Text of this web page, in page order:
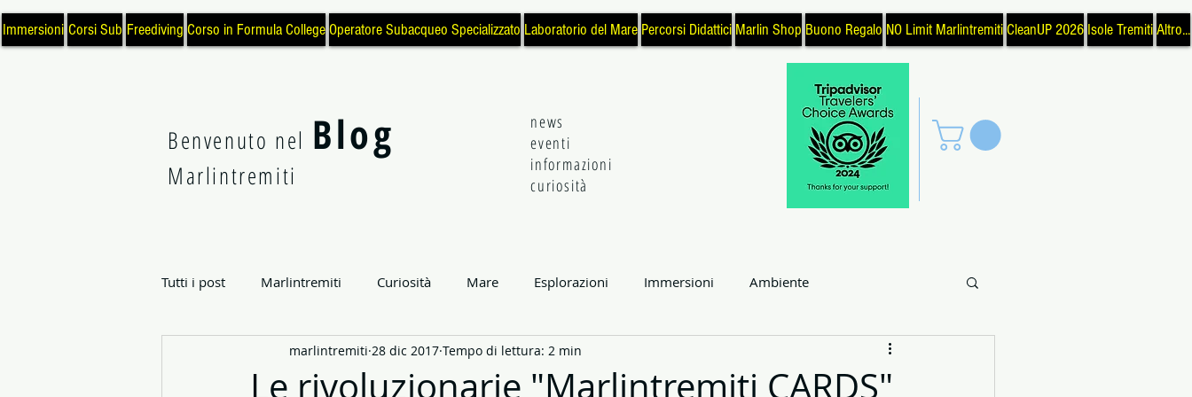
Immersioni Corsi Sub Freediving Corso in Formula CollegeOperatore Subacqueo Specializzato Laboratorio del Mare Percorsi Didattici Marlin Shop Buono Regalo NO Limit MarlintremitiCleanUP 2026 Isole TremitiAltro...
Benvenuto nel Blog
Marlintremiti
news
eventi
informazioni
curiosità
Tutti i post Marlintremiti Curiosità Mare Esplorazioni Immersioni Ambiente
Archeologia Subacquea Scienza e Tecnologia Eventi Pesca
Le rivoluzionarie "Marlintremiti CARDS"
marlintremiti 28 dic 2017 Tempo di lettura: 2 min